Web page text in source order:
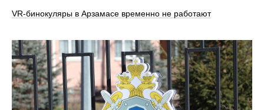
VR‑бинокуляры в Арзамасе временно не работают